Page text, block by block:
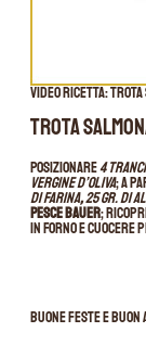
Video ricetta: trota
Trota
Posizionare4
vergine d’oliva; a
di farina,25 gr. di
Pesce Bauer;
in forno e cuocere
Buone feste e